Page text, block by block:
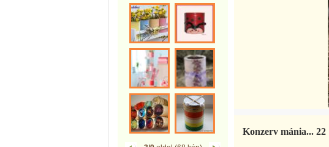
Konzerv mánia... 22